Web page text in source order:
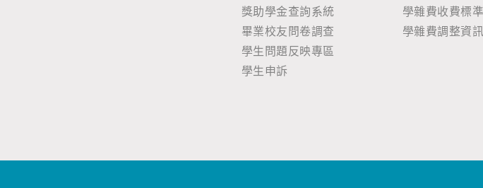
獎助學金查詢系統
畢業校友問卷調查
學生問題反映專區
學生申訴
學雜費收費標準
學雜費調整資